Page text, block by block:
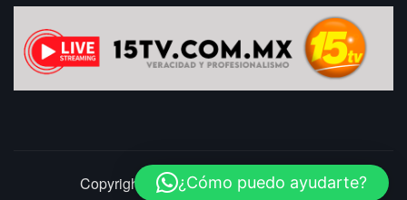
Copyright © 2025 | LaCarbonifera.com
¿Cómo puedo ayudarte?